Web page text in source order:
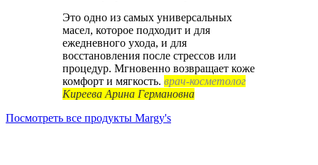
Это одно из самых универсальных
масел, которое подходит и для
ежедневного ухода, и для
восстановления после стрессов или
процедур. Мгновенно возвращает коже
комфорт и мягкость. врач-косметолог
Киреева Арина Германовна
Посмотреть все продукты Margy's